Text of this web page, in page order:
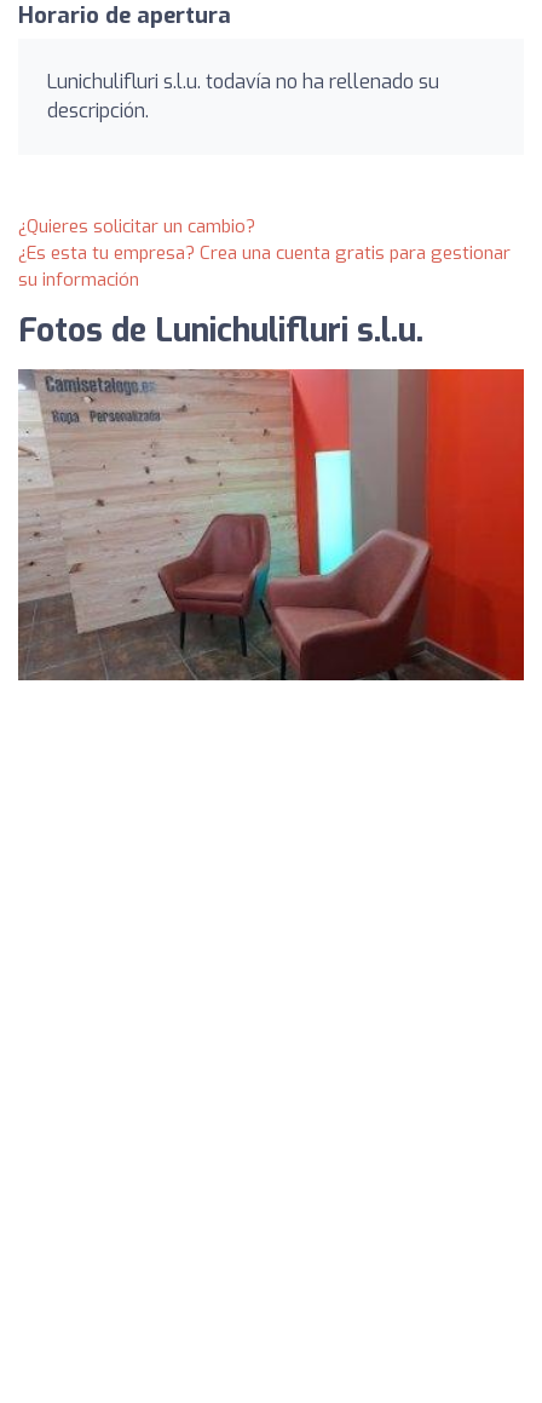
Horario de apertura
Lunichulifluri s.l.u. todavía no ha rellenado su
descripción.
¿Quieres solicitar un cambio?
¿Es esta tu empresa? Crea una cuenta gratis para gestionar
su información
Fotos de Lunichulifluri s.l.u.